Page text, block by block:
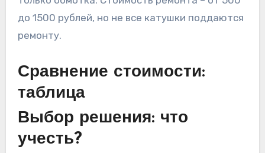
до 1500 рублей, но не все катушки поддаются
ремонту.
Сравнение стоимости:
таблица
Выбор решения: что
учесть?